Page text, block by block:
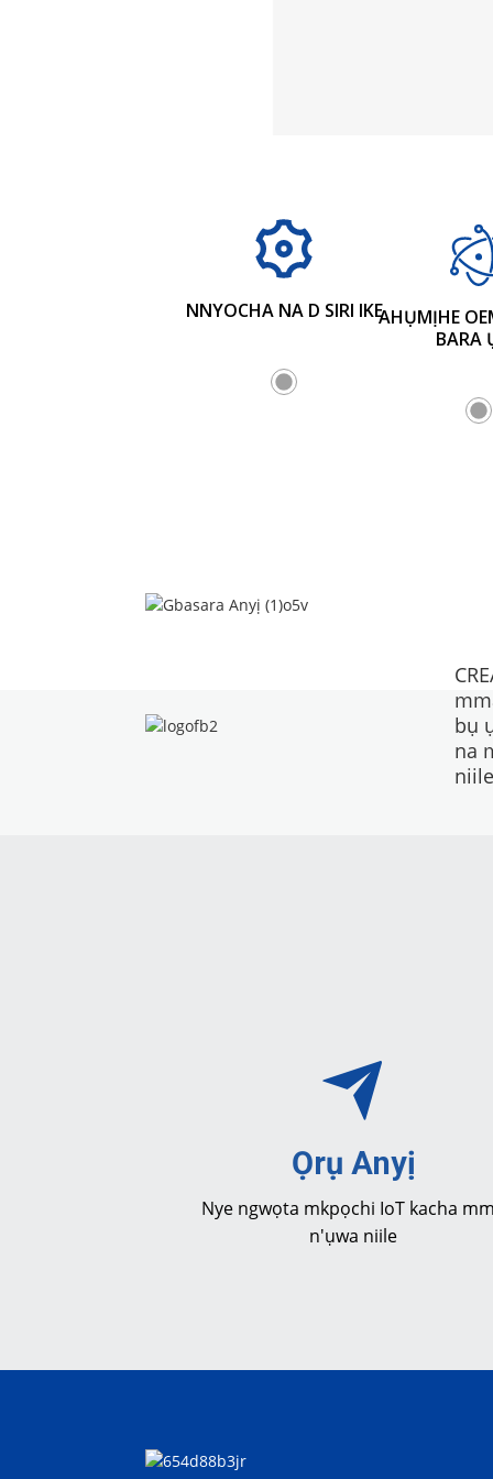
NNYOCHA NA D SIRI IKEAHỤMỊHE
BARA
bụ
na
Ọrụ Anyị
Nye ngwọta mkpọchi IoT kacha
n'ụwa niile